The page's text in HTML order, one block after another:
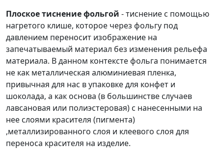
Плоское тиснение фольгой - тиснение с помощью
нагретого клише, которое через фольгу под
давлением переносит изображение на
запечатываемый материал без изменения рельефа
материала. В данном контексте фольга понимается
не как металлическая алюминиевая пленка,
привычная для нас в упаковке для конфет и
шоколада, а как основа (в большинстве случаев
лавсановая или полиэстеровая) с нанесенными на
нее слоями красителя (пигмента)
,металлизированного слоя и клеевого слоя для
переноса красителя на изделие.